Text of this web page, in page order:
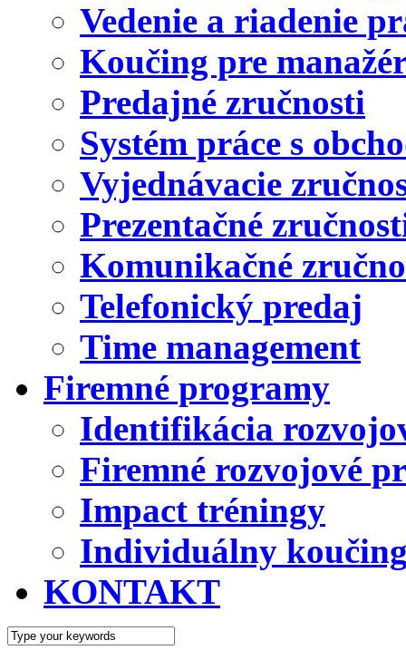
Vedenie a riadenie
Koučing pre
Predajné zručnosti
Systém práce s
Vyjednávacie
Prezentačné
Komunikačné
Telefonický predaj
Time management
Firemné programy
Identifikácia
Firemné rozvojové
Impact tréningy
Individuálny
KONTAKT